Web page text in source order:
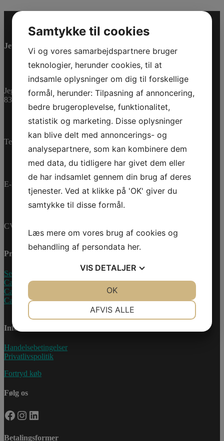
Jet-Trade Powersport
Jegstrupvej 280
8361 Hasselager
Telefon:
E-mail:
CVR-nummer: 27233678
Produkter
Sea-Doo Vandscooter
Can-Am ATV
Can-Am UTV
Can-Am Roadster
Information
Handelsebetingelser
Privatlivspolitik
Fortryd køb
Følg os
Facebook
Instagram
LinkedIn
Betalingsformer
Samtykke til cookies
Vi og vores samarbejdspartnere bruger
teknologier, herunder cookies, til at
indsamle oplysninger om dig til forskellige
formål, herunder: Tilpasning af annoncering,
bedre brugeroplevelse, funktionalitet,
statistik og marketing. Disse oplysninger
kan blive delt med annoncerings- og
analysepartnere, som kan kombinere dem
med data, du tidligere har givet dem eller
de har indsamlet gennem din brug af deres
tjenester. Ved at klikke på 'OK' giver du
samtykke til disse formål.
Læs mere om vores brug af cookies og
behandling af persondata her.
VIS DETALJER
AFVIS ALLE
OK